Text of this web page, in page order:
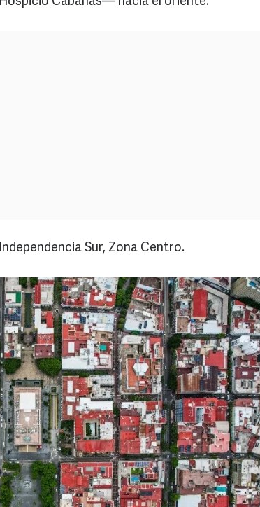
Sur, Zona Centro.